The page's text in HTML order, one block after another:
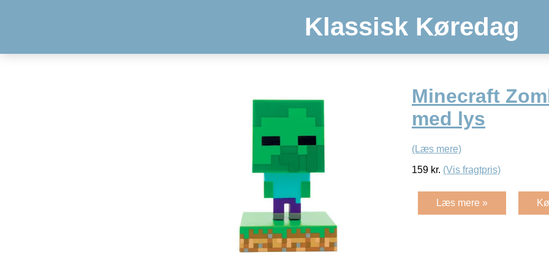
Klassisk Køredag
Minecraft
med lys
(Læs mere)
159 kr. (Vis fragtpris)
Læs mere »